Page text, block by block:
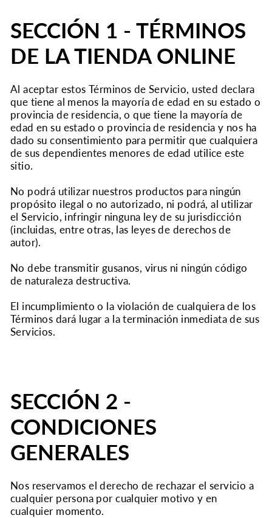
SECCIÓN 1 - TÉRMINOS
DE LA TIENDA ONLINE
Al aceptar estos Términos de Servicio, usted declara
que tiene al menos la mayoría de edad en su estado o
provincia de residencia, o que tiene la mayoría de
edad en su estado o provincia de residencia y nos ha
dado su consentimiento para permitir que cualquiera
de sus dependientes menores de edad utilice este
sitio.
No podrá utilizar nuestros productos para ningún
propósito ilegal o no autorizado, ni podrá, al utilizar
el Servicio, infringir ninguna ley de su jurisdicción
(incluidas, entre otras, las leyes de derechos de
autor).
No debe transmitir gusanos, virus ni ningún código
de naturaleza destructiva.
El incumplimiento o la violación de cualquiera de los
Términos dará lugar a la terminación inmediata de sus
Servicios.
SECCIÓN 2 -
CONDICIONES
GENERALES
Nos reservamos el derecho de rechazar el servicio a
cualquier persona por cualquier motivo y en
cualquier momento.